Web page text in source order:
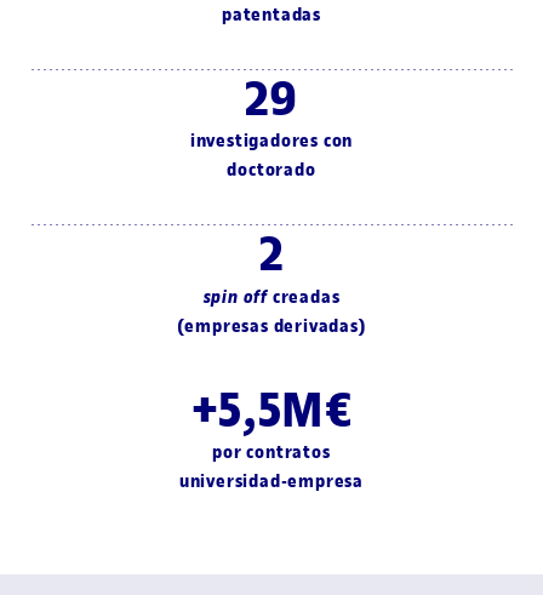
patentadas
29
investigadores con
doctorado
2
spin off creadas
(empresas derivadas)
+5,5M€
por contratos
universidad-empresa